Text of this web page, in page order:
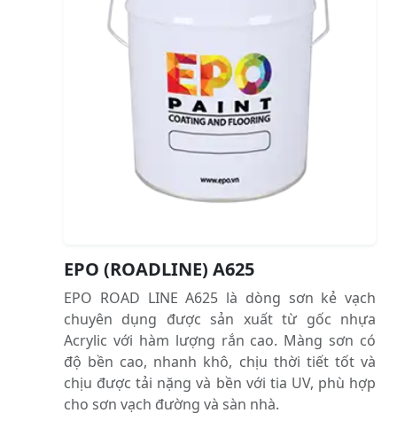
EPO (ROADLINE) A625
EPO ROAD LINE A625 là dòng sơn kẻ vạch
chuyên dụng được sản xuất từ gốc nhựa
Acrylic với hàm lượng rắn cao. Màng sơn có
độ bền cao, nhanh khô, chịu thời tiết tốt và
chịu được tải nặng và bền với tia UV, phù hợp
cho sơn vạch đường và sàn nhà.